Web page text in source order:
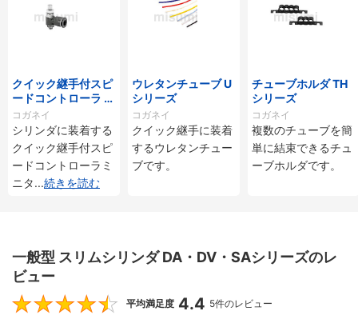
クイック継手付スピ
ードコントローラ ス
タンダードタイプ S
C□-M・SS□-Mシ
リーズ
コガネイ
シリンダに装着する
クイック継手付スピ
ードコントローラミ
ニタ...続きを読む
ウレタンチューブ U
シリーズ
コガネイ
クイック継手に装着
するウレタンチュー
ブです。
チューブホルダ TH
シリーズ
コガネイ
複数のチューブを簡
単に結束できるチュ
ーブホルダです。
一般型 スリムシリンダ DA・DV・SAシリーズのレ
ビュー
4.4
平均満足度 4.4 5件のレビュー